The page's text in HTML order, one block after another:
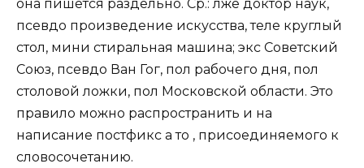
она пишется раздельно. Ср.: лже доктор наук,
псевдо произведение искусства, теле круглый
стол, мини стиральная машина; экс Советский
Союз, псевдо Ван Гог, пол рабочего дня, пол
столовой ложки, пол Московской области. Это
правило можно распространить и на
написание постфикс а то , присоединяемого к
словосочетанию.